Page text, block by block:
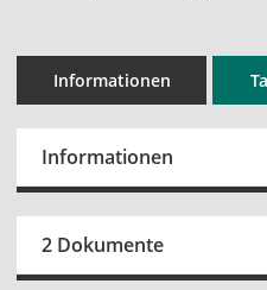
Informationen
Informationen
2 Dokumente